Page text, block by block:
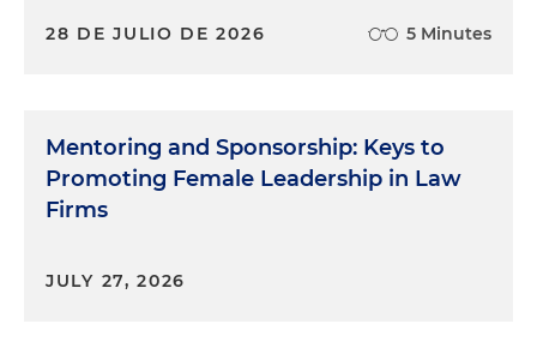
28 DE JULIO DE 2026 5 Minutes
Mentoring and Sponsorship: Keys to
Promoting Female Leadership in Law
Firms
JULY 27, 2026